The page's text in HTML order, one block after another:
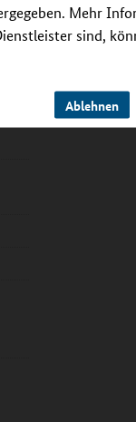
Mehr
sind,
Ablehnen